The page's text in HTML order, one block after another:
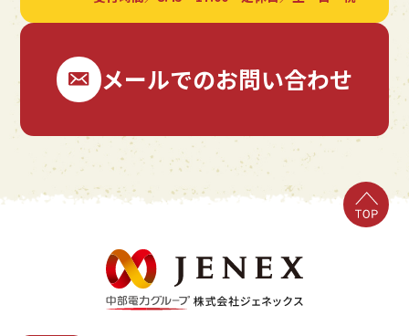
メールでのお問い合わせ